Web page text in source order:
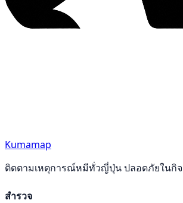
Kumamap
ติดตามเหตุการณ์หมีทั่วญี่ปุ่น ปลอดภัยในกิจ
สำรวจ